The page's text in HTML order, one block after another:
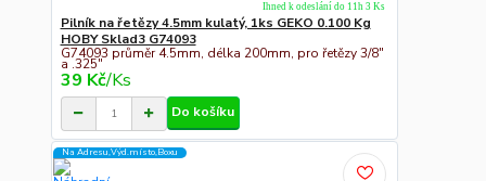
Pilník na řetězy 4.5mm kulatý, 1ks GEKO 0.100 Kg
HOBY Sklad3 G74093
G74093 průměr 4.5mm, délka 200mm, pro řetězy 3/8"
a .325"
39 Kč/Ks
Ihned k odeslání do 11h 3 Ks
Do košíku
Na Adresu,Výd.místo,Boxu